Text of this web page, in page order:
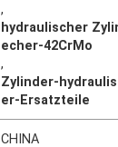
,
hydraulischer
echer-42CrMo
,
Zylinder-
er-Ersatzteile
CHINA